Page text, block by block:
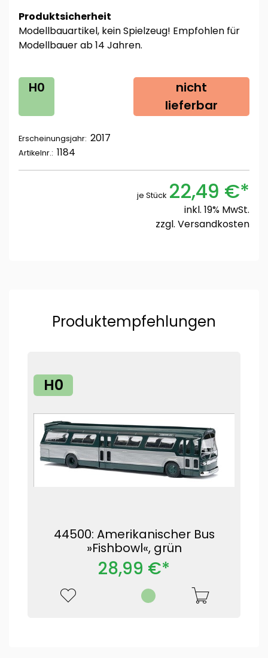
Produktsicherheit
Modellbauartikel, kein Spielzeug! Empfohlen für
Modellbauer ab 14 Jahren.
H0
nicht
lieferbar
Erscheinungsjahr: 2017
Artikelnr.: 1184
je Stück 22,49 €*
inkl. 19% MwSt.
zzgl. Versandkosten
Produktempfehlungen
H0
44500: Amerikanischer Bus
»Fishbowl«, grün
28,99 €*